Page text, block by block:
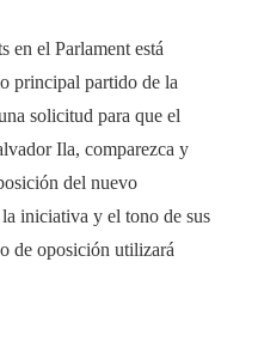
en el Parlament está
principal partido de la
solicitud para que el
Ila, comparezca y
del nuevo
iniciativa y el tono de sus
de oposición utilizará